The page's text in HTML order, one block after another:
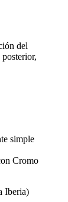
del
simple
Cromo
Iberia)